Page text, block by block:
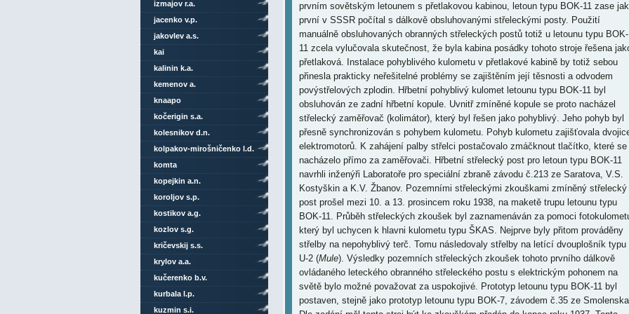
prvním sovětským letounem s přetlakovou kabinou, letoun typu BOK-11 zase
první v SSSR počítal s dálkově obsluhovanými střeleckými posty. Použití
manuálně obsluhovaných obranných střeleckých postů totiž u letounu typu BOK-
11 zcela vylučovala skutečnost, že byla kabina posádky tohoto stroje řešena
přetlaková. Instalace pohyblivého kulometu v přetlakové kabině by totiž sebou
přinesla prakticky neřešitelné problémy se zajištěním její těsnosti a odvodem
povýstřelových zplodin. Hřbetní pohyblivý kulomet letounu typu BOK-11 byl
obsluhován ze zadní hřbetní kopule. Uvnitř zmíněné kopule se proto nacházel
střelecký zaměřovač (kolimátor), který byl řešen jako pohyblivý. Jeho pohyb byl
přesně synchronizován s pohybem kulometu. Pohyb kulometu zajišťovala
elektromotorů. K zahájení palby střelci postačovalo zmáčknout tlačítko, které se
nacházelo přímo za zaměřovači. Hřbetní střelecký post pro letoun typu BOK-11
navrhli inženýři Laboratoře pro speciální zbraně závodu č.213 ze Saratova, V.S.
Kostyškin a K.V. Žbanov. Pozemními střeleckými zkouškami zmíněný střelecký
post prošel mezi 10. a 13. prosincem roku 1938, na maketě trupu letounu typu
BOK-11. Průběh střeleckých zkoušek byl zaznamenáván za pomoci
který byl uchycen k hlavni kulometu typu ŠKAS. Nejprve byly přitom prováděny
střelby na nepohyblivý terč. Tomu následovaly střelby na letící dvouplošník typu
U-2 (Mule). Výsledky pozemních střeleckých zkoušek tohoto prvního dálkově
ovládaného leteckého obranného střeleckého postu s elektrickým pohonem na
světě bylo možné považovat za uspokojivé. Prototyp letounu typu BOK-11 byl
postaven, stejně jako prototyp letounu typu BOK-7, závodem č.35 ze
izmajov r.a.
jacenko v.p.
jakovlev a.s.
kai
kalinin k.a.
kemenov a.
knaapo
kočerigin s.a.
kolesnikov d.n.
kolpakov-mirošničenko l.d.
komta
kopejkin a.n.
koroljov s.p.
kostikov a.g.
kozlov s.g.
kričevskij s.s.
krylov a.a.
kučerenko b.v.
kurbala l.p.
kuzmin s.i.